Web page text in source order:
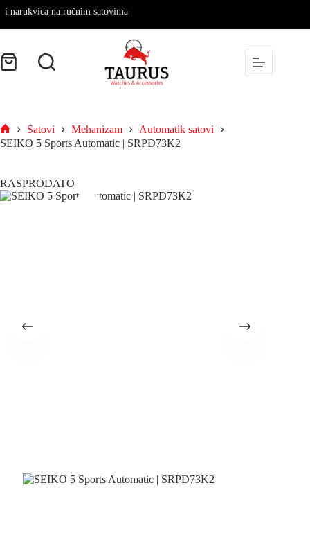
na ručnim satovima
Satovi Mehanizam
Automatik satovi
SEIKO 5 Sports Automatic | SRPD73K2
RASPRODATO